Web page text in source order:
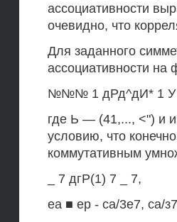
ассоциативности
очевидно, что
Для заданного
ассоциативности
№№№ 1 дРд^дИ* 1 У
где Ь — (41,..., <") и
условию, что
коммутативным
_ 7 дгР(1) 7 _ 7,
еа ■ ер - са/3е7, са/